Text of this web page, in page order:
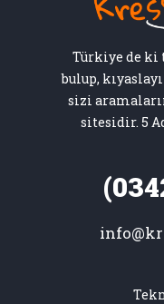
Türkiye de ki
bulup,
sizi
sitesidir. 5